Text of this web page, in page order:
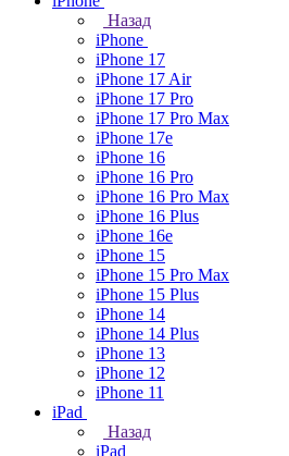
Назад
iPhone
iPhone 17
iPhone 17 Air
iPhone 17 Pro
iPhone 17 Pro Max
iPhone 17e
iPhone 16
iPhone 16 Pro
iPhone 16 Pro Max
iPhone 16 Plus
iPhone 16e
iPhone 15
iPhone 15 Pro Max
iPhone 15 Plus
iPhone 14
iPhone 14 Plus
iPhone 13
iPhone 12
iPhone 11
iPad
Назад
iPad